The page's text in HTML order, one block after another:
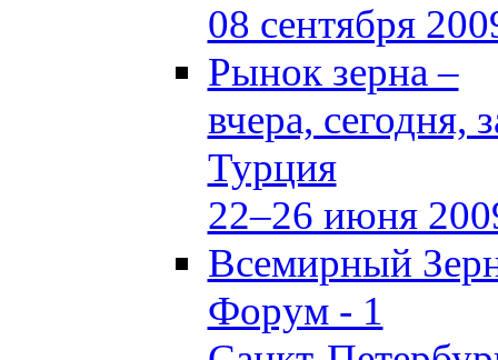
08 сентября
Рынок зерна –
вчера, сегодня,
Турция
22–26 июня
Всемирный
Форум - 1